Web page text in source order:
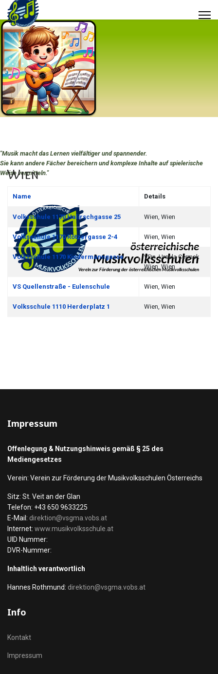
"Musik macht das Lernen vielfältiger und spannender.
Sie kann andere Fächer bereichern und komplexe Inhalte auf spielerische
Weise vermitteln."
Wien
Kontakte,
Name Details
Volksschule 1170 Halirschgasse 25 Wien, Wien
Volksschule 1170 Rötzergasse 2-4 Wien, Wien
Volksschule 1170 Kindermanngasse
VDn. Ursula Cermak
Wien, Wien
VS Quellenstraße - Eulenschule Wien, Wien
Volksschule 1110 Herderplatz 1 Wien, Wien
Impressum
Offenlegung & Nutzungshinweis gemäß § 25 des
Mediengesetzes
Verein: Verein zur Förderung der Musikvolksschulen Österreichs
Sitz: St. Veit an der Glan
Telefon: +43 650 9633225
E-Mail: direktion@vsgma.vobs.at
Internet: www.musikvolksschule.at
UID Nummer:
DVR-Nummer:
Inhaltlich verantwortlich
Hannes Rothmund: direktion@vsgma.vobs.at
Info
Kontakt
Impressum